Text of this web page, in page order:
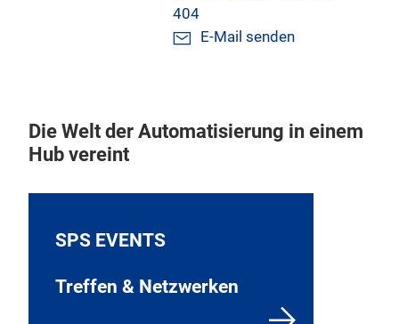
404
E-Mail senden
Die Welt der Automatisierung in einem
Hub vereint
SPS EVENTS
Treffen & Netzwerken